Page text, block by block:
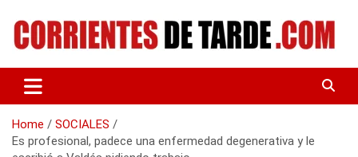
content
CORRIENTES DE TARDE
Home
SOCIALES
Es profesional, padece una enfermedad degenerativa y le